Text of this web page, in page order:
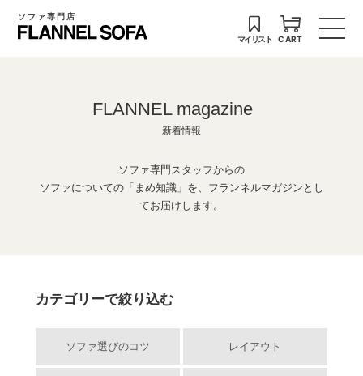
ソファ専門店
マイリスト CART
FLANNEL magazine
新着情報
ソファ専門スタッフからの
ソファについての「まめ知識」を、フランネルマガジンとし
てお届けします。
カテゴリーで絞り込む
ソファ選びのコツ レイアウト